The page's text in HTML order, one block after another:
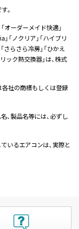
。
「オーダーメイド快適」
」「ノクリア」「ハイブリ
さらさら冷房」「ひかえ
ック熱交換器」は、株式
各社の商標もしくは登録
、製品名等には、必ずし
いるエアコンは、実際と